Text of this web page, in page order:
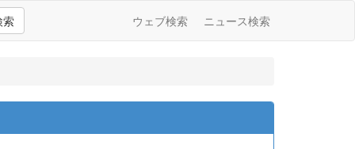
索 ウェブ検索 ニュース検索